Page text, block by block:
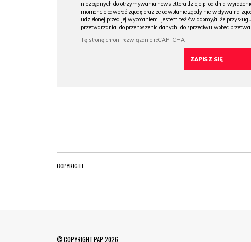
niezbędnych do otrzymywania newslettera dzieje.pl od dnia
momencie odwołać zgodę oraz że odwołanie zgody nie wpływa na
udzielonej przed jej wycofaniem. Jestem też świadomy/a, że
przetwarzania, do przenoszenia danych, do sprzeciwu wobec
COPYRIGHT
© COPYRIGHT PAP 2026